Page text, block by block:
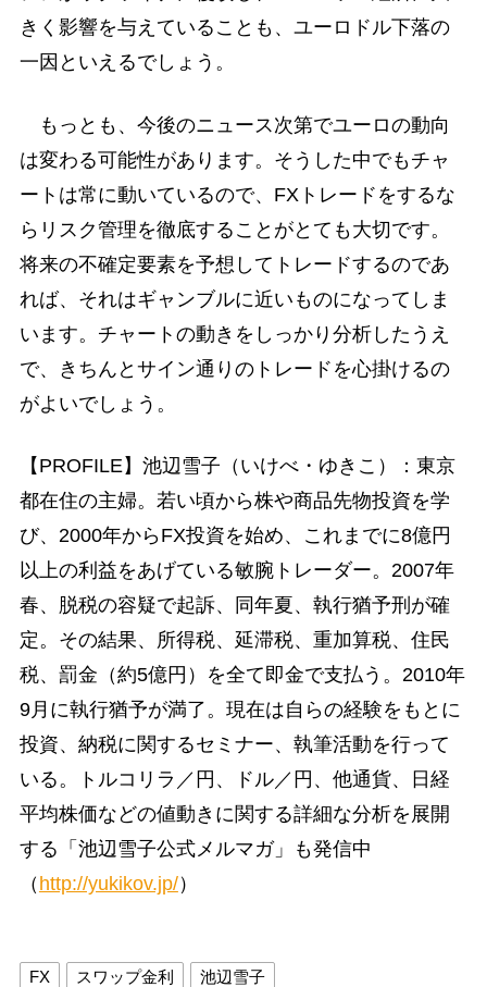
きく影響を与えていることも、ユーロドル下落の
一因といえるでしょう。
もっとも、今後のニュース次第でユーロの動向
は変わる可能性があります。そうした中でもチャ
ートは常に動いているので、FXトレードをするな
らリスク管理を徹底することがとても大切です。
将来の不確定要素を予想してトレードするのであ
れば、それはギャンブルに近いものになってしま
います。チャートの動きをしっかり分析したうえ
で、きちんとサイン通りのトレードを心掛けるの
がよいでしょう。
【PROFILE】池辺雪子（いけべ・ゆきこ）：東京
都在住の主婦。若い頃から株や商品先物投資を学
び、2000年からFX投資を始め、これまでに8億円
以上の利益をあげている敏腕トレーダー。2007年
春、脱税の容疑で起訴、同年夏、執行猶予刑が確
定。その結果、所得税、延滞税、重加算税、住民
税、罰金（約5億円）を全て即金で支払う。2010年
9月に執行猶予が満了。現在は自らの経験をもとに
投資、納税に関するセミナー、執筆活動を行って
いる。トルコリラ／円、ドル／円、他通貨、日経
平均株価などの値動きに関する詳細な分析を展開
する「池辺雪子公式メルマガ」も発信中
（ http://yukikov.jp/）
FX スワップ金利 池辺雪子